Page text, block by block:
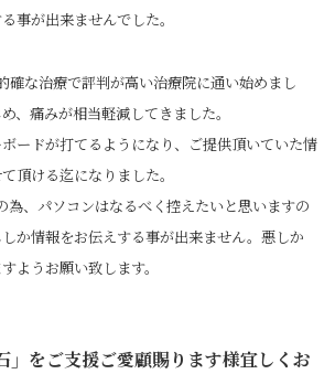
事が出来ませんでした。
確な治療で評判が高い治療院に通い始めまし
、痛みが相当軽減してきました。
ードが打てるようになり、
ご提供頂いていた情
頂ける迄になりました。
為、パソコンはなるべく控えたいと思いますの
か情報をお伝えする事が出来ません。悪しか
ようお願い致します。
」をご支援ご愛顧賜ります様宜しくお